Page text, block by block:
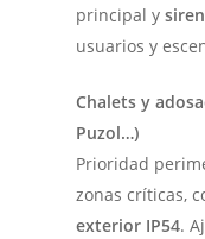
principal y
usuarios y
Chalets y
Puzol…)
Prioridad
zonas críticas,
exterior IP54.